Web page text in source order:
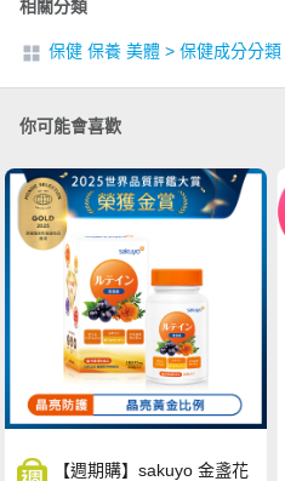
相關分類
保健 保養 美體 > 保健成分分類
你可能會喜歡
【週期購】sakuyo 金盞花